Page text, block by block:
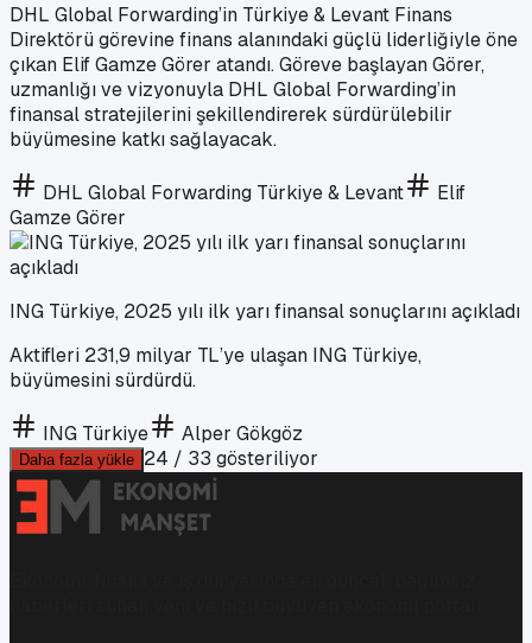
DHL Global Forwarding’in Türkiye & Levant Finans
Direktörü görevine finans alanındaki güçlü liderliğiyle öne
çıkan Elif Gamze Görer atandı. Göreve başlayan Görer,
uzmanlığı ve vizyonuyla DHL Global Forwarding’in
finansal stratejilerini şekillendirerek sürdürülebilir
büyümesine katkı sağlayacak.
DHL Global Forwarding Türkiye & Levant
Elif
Gamze Görer
ING Türkiye, 2025 yılı ilk yarı finansal sonuçlarını açıkladı
Aktifleri 231,9 milyar TL’ye ulaşan ING Türkiye,
büyümesini sürdürdü.
ING Türkiye Alper Gökgöz
Daha fazla yükle 24 / 33 gösteriliyor